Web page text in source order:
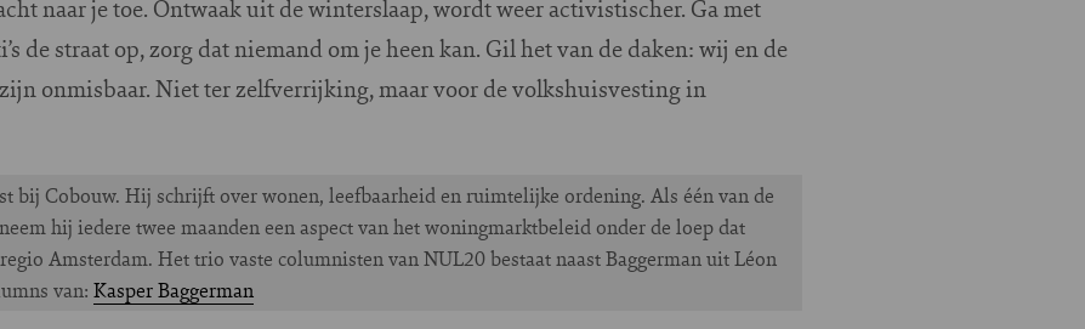
naar je toe. Ontwaak uit de winterslaap, wordt weer activistischer. Ga met
de straat op, zorg dat niemand om je heen kan. Gil het van de daken: wij en de
onmisbaar. Niet ter zelfverrijking, maar voor de volkshuisvesting in
bij Cobouw. Hij schrijft over wonen, leefbaarheid en ruimtelijke ordening. Als één van de
hij iedere twee maanden een aspect van het woningmarktbeleid onder de loep dat
Amsterdam. Het trio vaste columnisten van NUL20 bestaat naast Baggerman uit Léon
van: Kasper Baggerman